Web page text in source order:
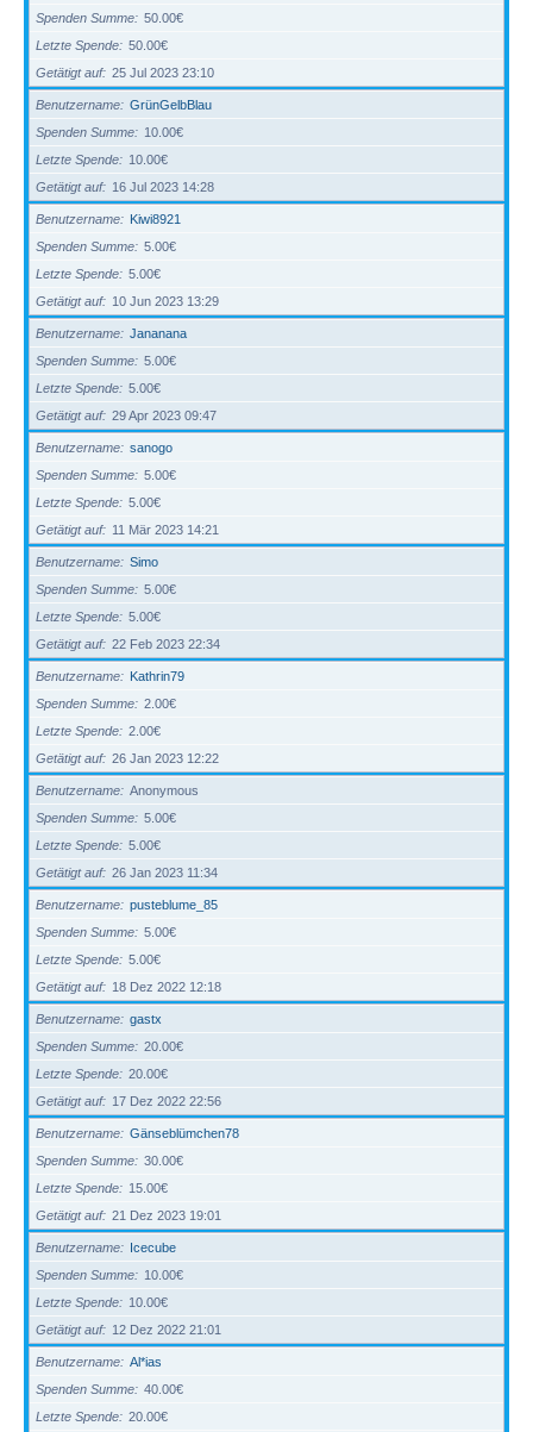
Spenden Summe
50.00€
Letzte Spende
50.00€
Getätigt auf
25 Jul 2023 23:10
Benutzername
GrünGelbBlau
Spenden Summe
10.00€
Letzte Spende
10.00€
Getätigt auf
16 Jul 2023 14:28
Benutzername
Kiwi8921
Spenden Summe
5.00€
Letzte Spende
5.00€
Getätigt auf
10 Jun 2023 13:29
Benutzername
Jananana
Spenden Summe
5.00€
Letzte Spende
5.00€
Getätigt auf
29 Apr 2023 09:47
Benutzername
sanogo
Spenden Summe
5.00€
Letzte Spende
5.00€
Getätigt auf
11 Mär 2023 14:21
Benutzername
Simo
Spenden Summe
5.00€
Letzte Spende
5.00€
Getätigt auf
22 Feb 2023 22:34
Benutzername
Kathrin79
Spenden Summe
2.00€
Letzte Spende
2.00€
Getätigt auf
26 Jan 2023 12:22
Benutzername
Anonymous
Spenden Summe
5.00€
Letzte Spende
5.00€
Getätigt auf
26 Jan 2023 11:34
Benutzername
pusteblume_85
Spenden Summe
5.00€
Letzte Spende
5.00€
Getätigt auf
18 Dez 2022 12:18
Benutzername
gastx
Spenden Summe
20.00€
Letzte Spende
20.00€
Getätigt auf
17 Dez 2022 22:56
Benutzername
Gänseblümchen78
Spenden Summe
30.00€
Letzte Spende
15.00€
Getätigt auf
21 Dez 2023 19:01
Benutzername
Icecube
Spenden Summe
10.00€
Letzte Spende
10.00€
Getätigt auf
12 Dez 2022 21:01
Benutzername
Al*ias
Spenden Summe
40.00€
Letzte Spende
20.00€